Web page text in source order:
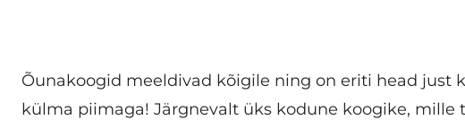
Õunakoogid meeldivad kõigile ning on eriti head just
külma piimaga! Järgnevalt üks kodune koogike, mille